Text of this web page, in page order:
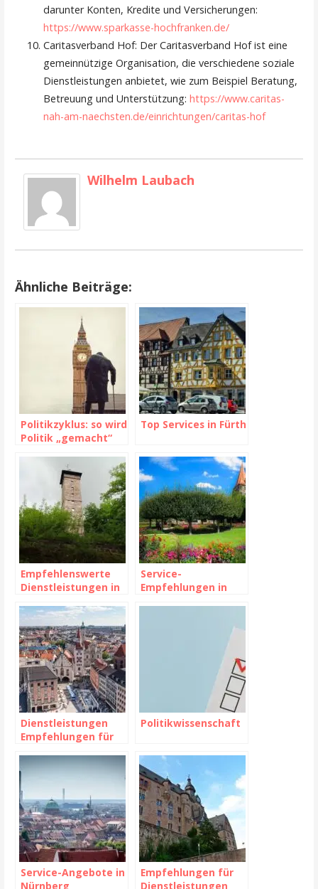
darunter Konten, Kredite und Versicherungen:
https://www.sparkasse-hochfranken.de/
Caritasverband Hof: Der Caritasverband Hof ist eine
gemeinnützige Organisation, die verschiedene soziale
Dienstleistungen anbietet, wie zum Beispiel Beratung,
Betreuung und Unterstützung: https://www.caritas-
nah-am-naechsten.de/einrichtungen/caritas-hof
Wilhelm Laubach
Ähnliche Beiträge:
Politikzyklus: so wird
Politik „gemacht“
Top Services in Fürth
Empfehlenswerte
Dienstleistungen in
Service-
Empfehlungen in
Dienstleistungen
Empfehlungen für
besten
Dienstleistungen
und Anbieter in Ihrer
Stadt
Politikwissenschaft
Service-Angebote in
Nürnberg
Empfehlungen für
Dienstleistungen